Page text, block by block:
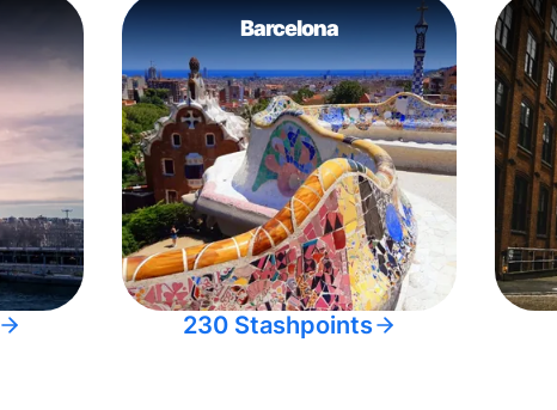
Barcelona
230 Stashpoints